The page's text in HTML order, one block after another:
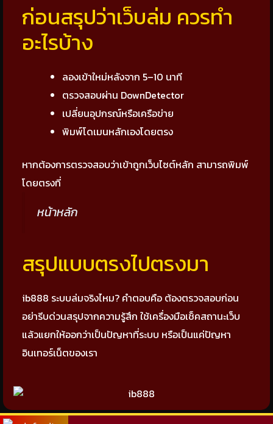
ก่อนสรุปว่าเว็บล่ม ควรทำ
อะไรบ้าง
ลองเข้าใหม่หลังจาก 5–10 นาที
ตรวจสอบผ่าน DownDetector
เปลี่ยนอุปกรณ์หรือเครือข่าย
พิมพ์โดเมนหลักเองโดยตรง
หากต้องการตรวจสอบว่าเข้าถูกเว็บไซต์หลัก สามารถพิมพ์
โดยตรงที่
หน้าหลัก
สรุปแบบตรงไปตรงมา
ib888 ระบบล่มจริงไหม? คำตอบคือ ต้องตรวจสอบก่อน
อย่ารีบด่วนสรุปจากความรู้สึก ใช้เครื่องมือเช็คสถานะเว็บ
แล้วแยกให้ออกว่าเป็นปัญหาที่ระบบ หรือเป็นแค่ปัญหา
อินเทอร์เน็ตของเรา